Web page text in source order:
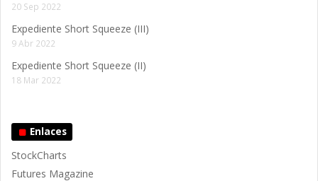
20 Sep 2022
Expediente Short Squeeze (III)
9 Abr 2022
Expediente Short Squeeze (II)
18 Mar 2022
Enlaces
StockCharts
Futures Magazine